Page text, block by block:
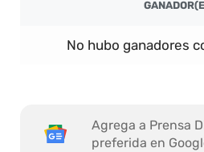
No hubo ganadores
Agrega a Prensa
preferida en